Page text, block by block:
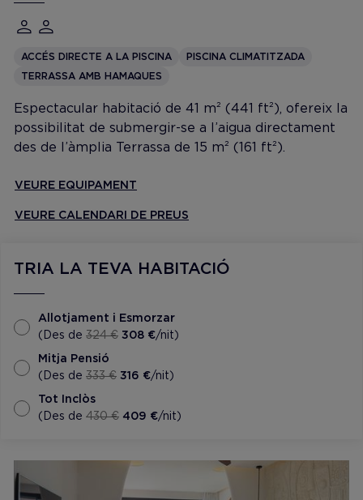
ACCÉS DIRECTE A LA PISCINA
PISCINA CLIMATITZADA
TERRASSA AMB HAMAQUES
Espectacular habitació de 41 m² (441 ft²), ofereix la
possibilitat de submergir-se a l’aigua directament
des de l’àmplia Terrassa de 15 m² (161 ft²).
VEURE EQUIPAMENT
VEURE CALENDARI DE PREUS
TRIA LA TEVA HABITACIÓ
Allotjament i Esmorzar
(Des de 324 € 308 €/nit)
Mitja Pensió
(Des de 333 € 316 €/nit)
Tot Inclòs
(Des de 430 € 409 €/nit)